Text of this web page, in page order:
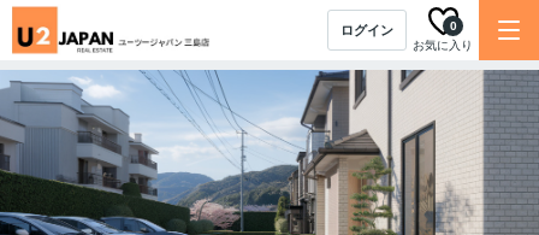
ログイン
お気に入り
0